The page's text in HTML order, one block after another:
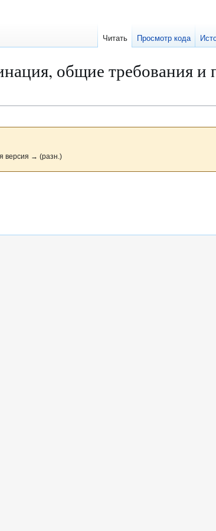
общие требования и
версия → (разн.)
Читать Просмотр кода